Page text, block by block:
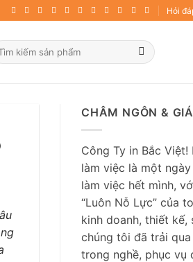
Hỏi
CHÂM NGÔN &
Công Ty in Bắc Việt!
làm việc là một ngày
làm việc hết mình,
“Luôn Nỗ Lực” của
kinh doanh, thiết kế,
chúng tôi đã trải qua
trong nghề, phục vụ